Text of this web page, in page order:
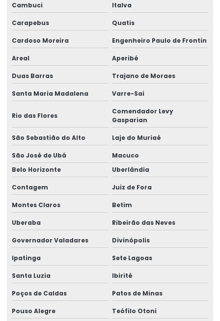
Vinil destrutível
Cambuci Italva
Carapebus Quatis
Cardoso Moreira Engenheiro Paulo de Frontin
Areal Aperibé
Duas Barras Trajano de Moraes
Santa Maria Madalena Varre-Sai
Rio das Flores
Comendador Levy
Gasparian
São Sebastião do Alto Laje do Muriaé
São José de Ubá
Macuco
Belo Horizonte
Uberlândia
Contagem Juiz de Fora
Montes Claros Betim
Uberaba Ribeirão das Neves
Governador Valadares Divinópolis
Ipatinga Sete Lagoas
Santa Luzia Ibirité
Poços de Caldas Patos de Minas
Pouso Alegre Teófilo Otoni